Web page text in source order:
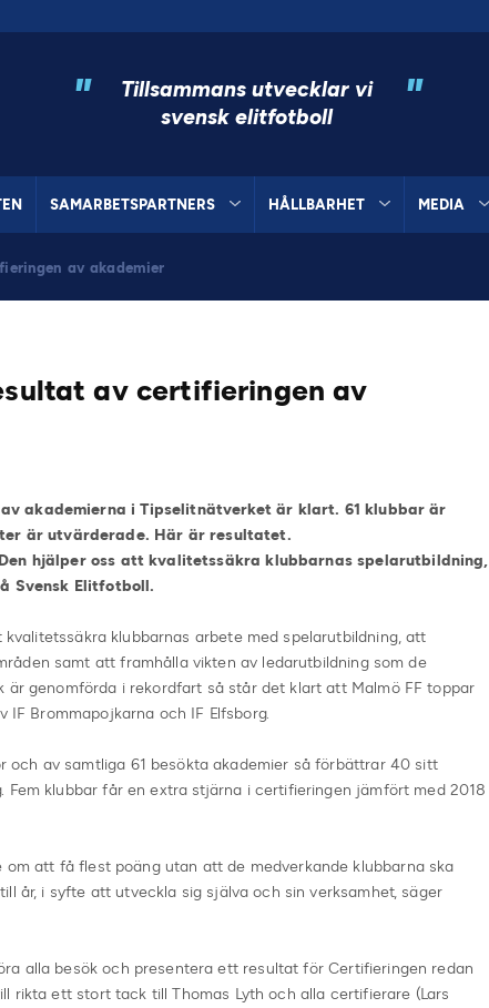
"
Tillsammans utvecklar vi
svensk elitfotboll
"
SAMARBETSPARTNERS HÅLLBARHET MEDIA
av akademier
av certifieringen av
akademierna i Tipselitnätverket är klart. 61 klubbar är
är utvärderade. Här är resultatet.
hjälper oss att kvalitetssäkra klubbarnas spelarutbildning,
Svensk Elitfotboll.
klubbarnas arbete med spelarutbildning, att
samt att framhålla vikten av ledarutbildning som de
är genomförda i rekordfart så står det klart att Malmö FF toppar
Brommapojkarna och IF Elfsborg.
och av samtliga 61 besökta akademier så förbättrar 40 sitt
klubbar får en extra stjärna i certifieringen jämfört med 2018
att få flest poäng utan att de medverkande klubbarna ska
år, i syfte att utveckla sig själva och sin verksamhet, säger
alla besök och presentera ett resultat för Certifieringen redan
rikta ett stort tack till Thomas Lyth och alla certifierare (Lars